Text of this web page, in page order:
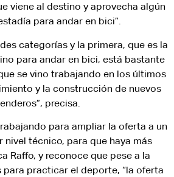
viene al destino y aprovecha algún
para andar en bici”.
categorías y la primera, que es la
para andar en bici, está bastante
se vino trabajando en los últimos
y la construcción de nuevos
precisa.
para ampliar la oferta a un
nivel técnico, para que haya más
Raffo, y reconoce que pese a la
practicar el deporte, “la oferta